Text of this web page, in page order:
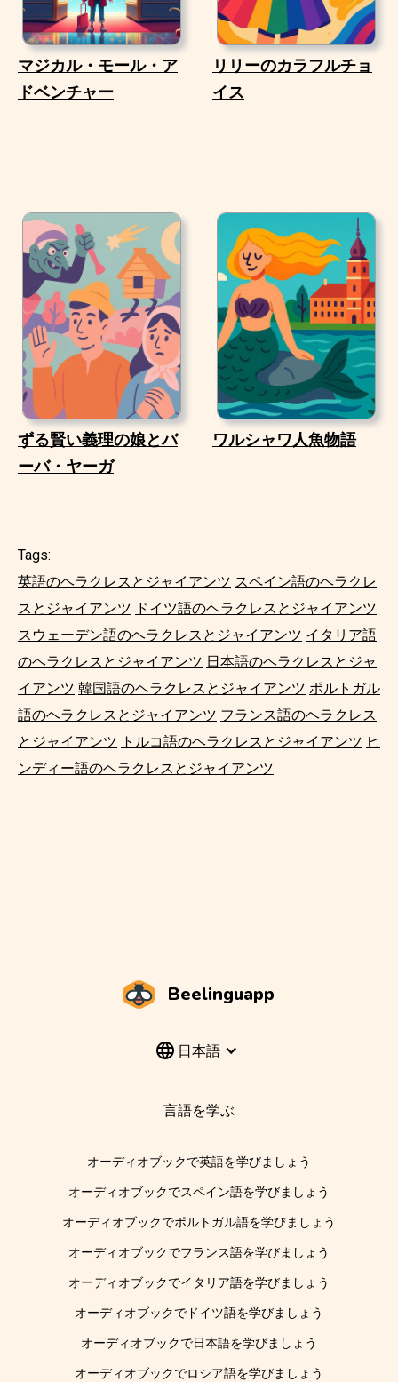
マジカル・モール・ア
ドベンチャー
リリーのカラフルチョ
イス
ずる賢い義理の娘とバ
ーバ・ヤーガ
ワルシャワ人魚物語
Tags:
英語のヘラクレスとジャイアンツ スペイン語のヘラクレ
スとジャイアンツ ドイツ語のヘラクレスとジャイアンツ
スウェーデン語のヘラクレスとジャイアンツ イタリア語
のヘラクレスとジャイアンツ 日本語のヘラクレスとジャ
イアンツ 韓国語のヘラクレスとジャイアンツ ポルトガル
語のヘラクレスとジャイアンツ フランス語のヘラクレス
とジャイアンツ トルコ語のヘラクレスとジャイアンツ ヒ
ンディー語のヘラクレスとジャイアンツ
Beelinguapp
日本語
言語を学ぶ
オーディオブックで英語を学びましょう
オーディオブックでスペイン語を学びましょう
オーディオブックでポルトガル語を学びましょう
オーディオブックでフランス語を学びましょう
オーディオブックでイタリア語を学びましょう
オーディオブックでドイツ語を学びましょう
オーディオブックで日本語を学びましょう
オーディオブックでロシア語を学びましょう